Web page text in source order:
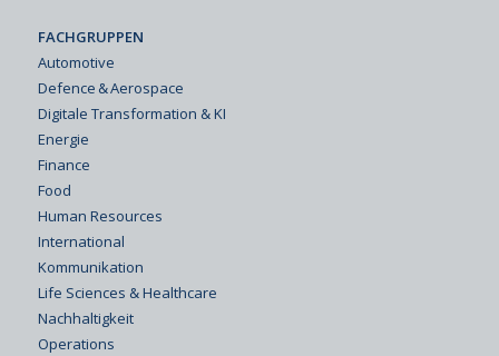
FACHGRUPPEN
Automotive
Defence & Aerospace
Digitale Transformation & KI
Energie
Finance
Food
Human Resources
International
Kommunikation
Life Sciences & Healthcare
Nachhaltigkeit
Operations